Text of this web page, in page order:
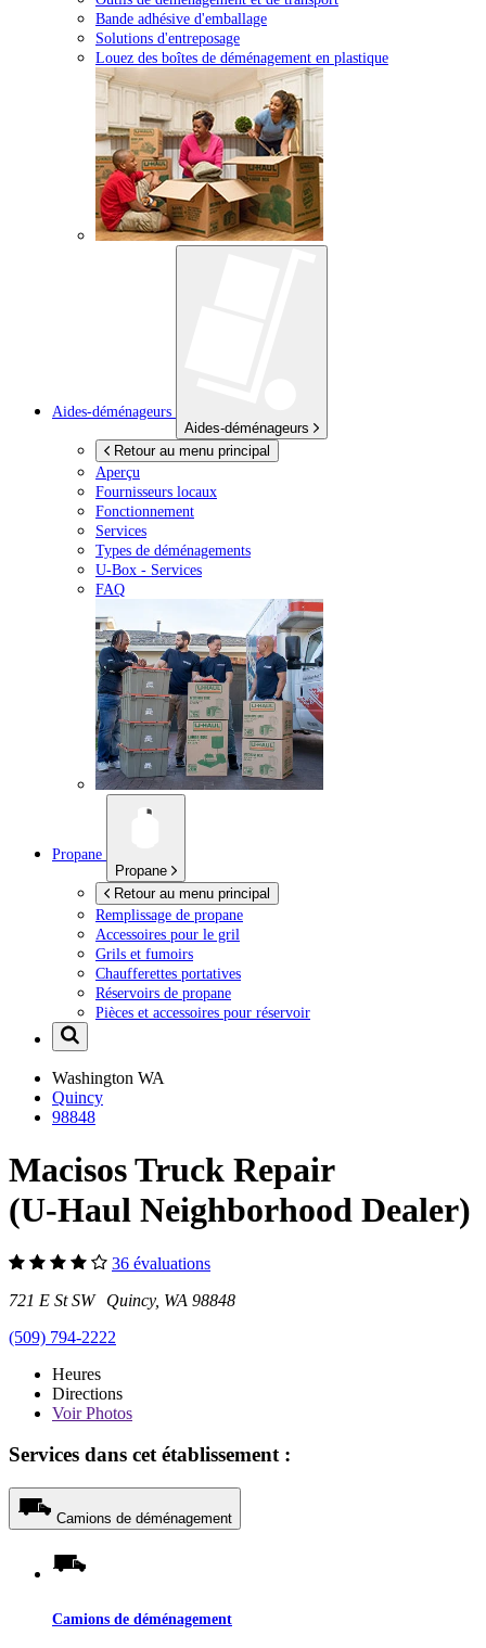
Bande adhésive d'emballage
Solutions d'entreposage
Louez des boîtes de déménagement en plastique
Aides-déménageurs
Aides-déménageurs
Retour au menu principal
Aperçu
Fournisseurs locaux
Fonctionnement
Services
Types de déménagements
U-Box - Services
FAQ
Propane
Propane
Retour au menu principal
Remplissage de propane
Accessoires pour le gril
Grils et fumoirs
Chaufferettes portatives
Réservoirs de propane
Pièces et accessoires pour réservoir
Washington WA
Quincy
98848
Macisos Truck Repair
(U-Haul Neighborhood Dealer)
36 évaluations
721 E St SW Quincy, WA 98848
(509) 794-2222
Heures
Directions
VoirPhotos
Services dans cet établissement :
Camions de déménagement
Camions de déménagement